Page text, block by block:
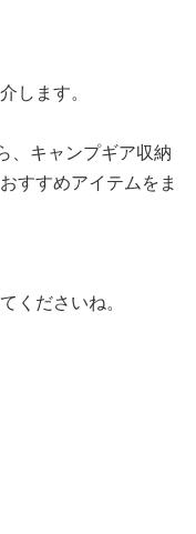
します。
、キャンプギア収納
すすめアイテムをま
くださいね。